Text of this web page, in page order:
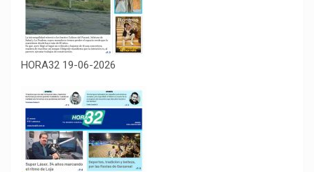
HORA32 19-06-2026